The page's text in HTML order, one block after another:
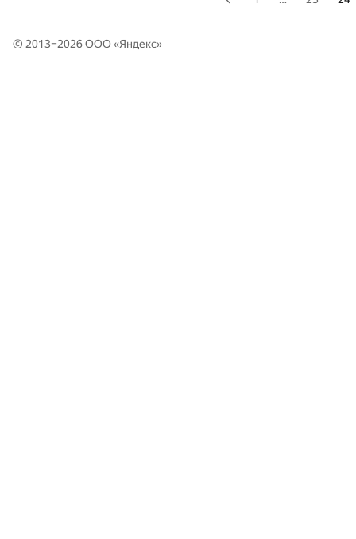
© 2013–2026 ООО «Яндекс»